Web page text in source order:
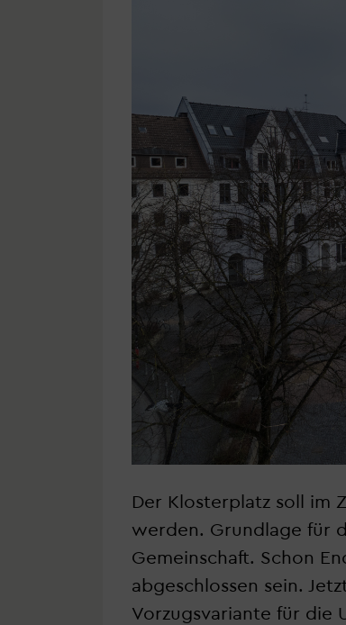
Der Klosterplatz soll im
werden. Grundlage für
Gemeinschaft. Schon
abgeschlossen sein.
Vorzugsvariante für die